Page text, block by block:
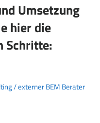
Umsetzung
hier die
Schritte:
/ externer BEM Berater